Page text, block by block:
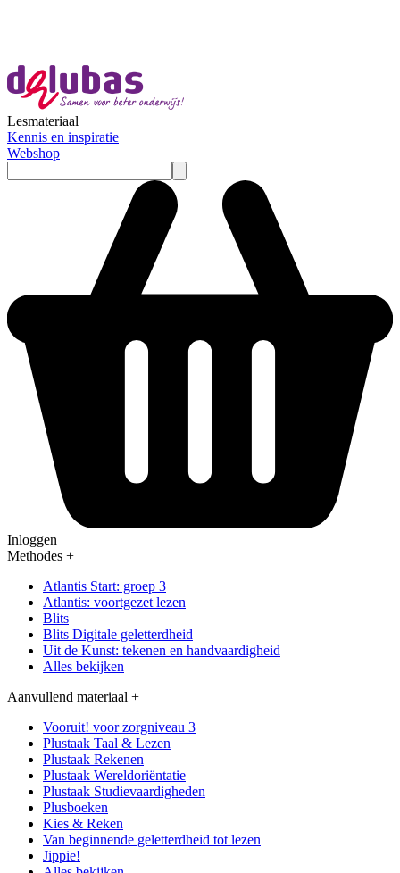
Lesmateriaal
Kennis en inspiratie
Webshop
Inloggen
Methodes +
Atlantis Start: groep 3
Atlantis: voortgezet lezen
Blits
Blits Digitale geletterdheid
Uit de Kunst: tekenen en handvaardigheid
Alles bekijken
Aanvullend materiaal +
Vooruit! voor zorgniveau 3
Plustaak Taal & Lezen
Plustaak Rekenen
Plustaak Wereldoriëntatie
Plustaak Studievaardigheden
Plusboeken
Kies & Reken
Van beginnende geletterdheid tot lezen
Jippie!